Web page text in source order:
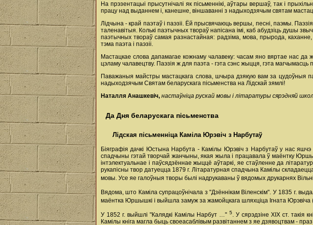
На прэзентацыі прысутнічалі як пісьменнікі, аўтары вершаў, так і
працу над выданнем і, канешне, віншаванні з надыходзячым святам
Лідчына - край паэтаў і паэзіі. Ёй прысвячаюць вершы, песні, паэмы.
таленавітыя. Колькі паэтычных твораў напісана імі, каб абудзіць душы
паэтычных твораў самая разнастайная: радзіма, мова, прырода,
тэма паэта і паэзіі.
Мастацкае слова дапамагае кожнаму чалавеку: часам яно вяртае нас
цэламу чалавецтву. Паэзія ж для паэта - гэта сэнс жыцця, гэта
Паважаныя майстры мастацкага слова, шчыра дзякую вам за цудоўныя
надыходзячым Святам беларускага пісьменства на Лідскай зямлі!
Наталля Анашкевіч, настаўніца рускай мовы і літаратуры сярэдняй
Да Дня беларускага пісьменства
Лідская пісьменніца Каміла Юрэвіч з Нарбутаў
Біяграфія дачкі Юстына Нарбута - Камілы Юрэвіч з Нарбутаў у нас
спадчыны гэтай творчай жанчыны, якая жыла і працавала ў маёнтку
інтэлектуальнае і паўсядзённае жыццё аўтаркі, яе стаўленне да
рукапісны твор датуецца 1879 г. Літаратурная спадчына Камілы
мовы. Усе яе галоўныя творы былі надрукаваны ў вядомых друкарнях
Вядома, што Каміла супрацоўнічала з "Дзённікам Віленскім". У 1835 г.
маёнтка Юршышкі і выйшла замуж за жамойцкага шляхціца Ігната Юрэвіча
У 1852 г. выйшлі "Калядкі Камілы Нарбут …" 5. У сярэдзіне XIX ст. такія
Камілы кніга магла быць своеасаблівым развітаннем з яе дзявоцтвам -